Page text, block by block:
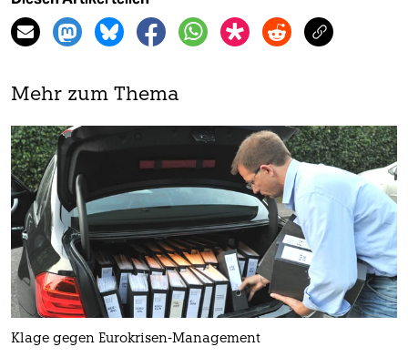
Mehr zum Thema
Klage gegen Eurokrisen-Management